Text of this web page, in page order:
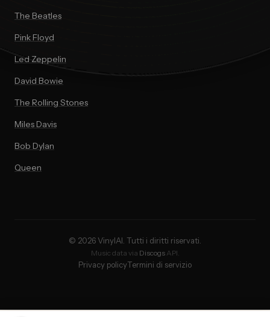
The Beatles
Pink Floyd
Led Zeppelin
David Bowie
The Rolling Stones
Miles Davis
Bob Dylan
Queen
© 2026 VinylAI. Tutti i diritti riservati.
Music data via DiscogsAPI.
Privacy policyTermini di servizio